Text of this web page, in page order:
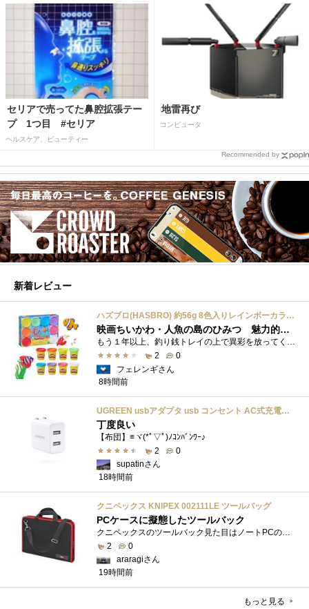
セリアで売ってた鼻腔拡張テー
プ 1つ目 #セリア
ヘルスケア、ビューティー
地雷再び
コンピュータ
Recommended by
新着レビュー
ハズブロ(HASBRO) 約56g 8色入りレインボーカラーのプレイ・ドー、新学期用品、2才以上のプリスクールの子供向け、子供向けのアート&クラフト 粘土 ねんど、こどもの日、子供の日プレゼント
映画ちいかわ・人魚の島のひみつ 魅力的なビラン：セイレーンを造ってみた
もう１年以上、釣り銭トレイの上で異彩を放ってくれたミャクミャクのマグネット 映画ちいかわ人魚の島のひみつを鑑賞後、素敵なビランのセイ...
2
0
フェレンギさん
8時間前
UGREEN usbアダプタ usb コンセント AC式充電器 3.1A PSE認証済み 折りたたみ式プラグ 2ポート
丁度良い
【布団】≡ヾ(*ﾟ▽ﾟ)ﾉｺﾝﾊﾞﾝﾜｰ♪
2
0
supatinさん
18時間前
クニペックス KNIPEX 002111LE ツールバッグ
PCケースに擬態したツールバック
クニペックスのツールバック見た目はノートPCのバックみたい。中には工具を入れるポケットや工具を固定するゴムバンドが付いています。
2
0
araragiさん
19時間前
もっと見る